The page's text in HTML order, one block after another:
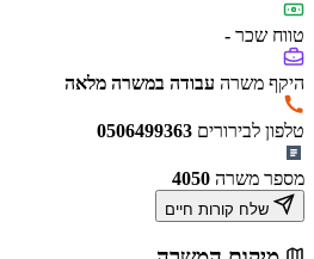
טווח שכר -
היקף משרה עבודה במשרה מלאה
טלפון לבירורים 0506499363
מספר משרה 4050